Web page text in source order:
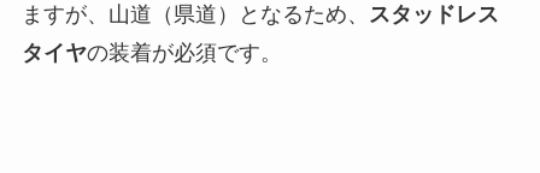
ますが、山道（県道）となるため、
スタッドレス
タイヤの装着が必須です。